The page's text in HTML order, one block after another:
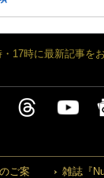
17時に最新記事を
ご案
雑誌『